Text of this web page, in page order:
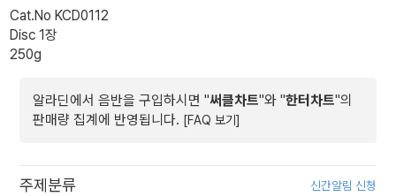
Cat.No KCD0112
Disc 1장
250g
알라딘에서 음반을 구입하시면 "써클차트"와 "한터차트"의
판매량 집계에 반영됩니다. [FAQ 보기]
주제분류 신간알림 신청